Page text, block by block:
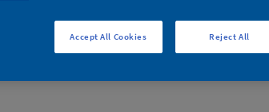
Reject All
Accept All Cookies